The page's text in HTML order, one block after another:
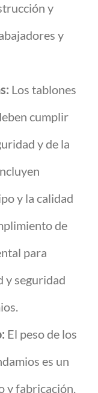
y
y
Los tablones
cumplir
y de la
y la calidad
de
para
y seguridad
El peso de los
es un
y fabricación.